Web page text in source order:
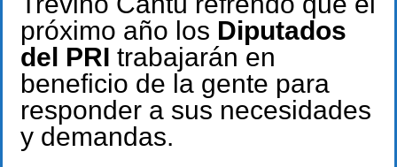
próximo año los Diputados
del PRI trabajarán en
beneficio de la gente para
responder a sus necesidades
y demandas.